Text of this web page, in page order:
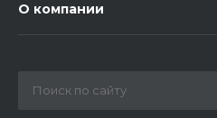
О компании